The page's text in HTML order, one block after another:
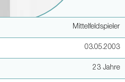
Mittelfeldspieler
03.05.2003
23 Jahre